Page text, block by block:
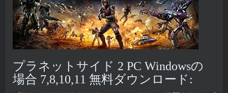
プラネットサイド 2 PC Windowsの
場合 7,8,10,11 無料ダウンロード: